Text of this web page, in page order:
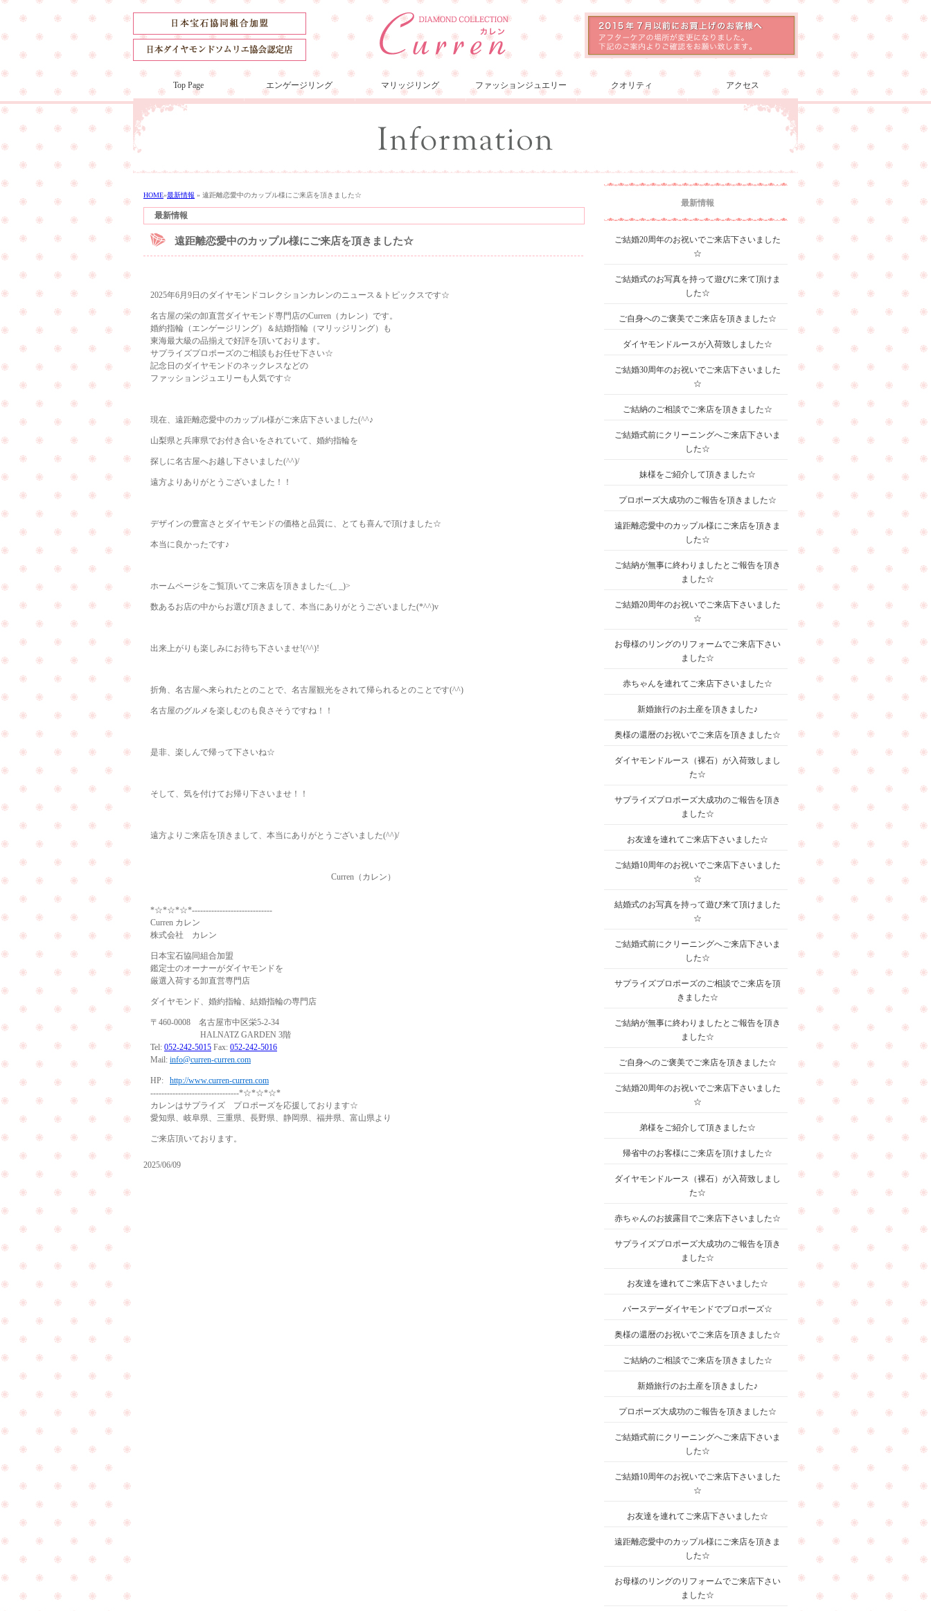
Top Page エンゲージリング マリッジリング ファッションジュエリー クオリティ アクセス
HOME»最新情報 » 遠距離恋愛中のカップル様にご来店を頂きました☆
最新情報
遠距離恋愛中のカップル様にご来店を頂きました☆
2025年6月9日のダイヤモンドコレクションカレンのニュース＆トピックスです☆
名古屋の栄の卸直営ダイヤモンド専門店のCurren（カレン）です。
婚約指輪（エンゲージリング）＆結婚指輪（マリッジリング）も
東海最大級の品揃えで好評を頂いております。
サプライズプロポーズのご相談もお任せ下さい☆
記念日のダイヤモンドのネックレスなどの
ファッションジュエリーも人気です☆
現在、遠距離恋愛中のカップル様がご来店下さいました(^^♪
山梨県と兵庫県でお付き合いをされていて、婚約指輪を
探しに名古屋へお越し下さいました(^^)/
遠方よりありがとうございました！！
デザインの豊富さとダイヤモンドの価格と品質に、とても喜んで頂けました☆
本当に良かったです♪
ホームページをご覧頂いてご来店を頂きました<(_ _)>
数あるお店の中からお選び頂きまして、本当にありがとうございました(*^^)v
出来上がりも楽しみにお待ち下さいませ!(^^)!
折角、名古屋へ来られたとのことで、名古屋観光をされて帰られるとのことです(^^)
名古屋のグルメを楽しむのも良さそうですね！！
是非、楽しんで帰って下さいね☆
そして、気を付けてお帰り下さいませ！！
遠方よりご来店を頂きまして、本当にありがとうございました(^^)/
Curren（カレン）
*☆*☆*☆*-----------------------------
Curren カレン
株式会社 カレン
日本宝石協同組合加盟
鑑定士のオーナーがダイヤモンドを
厳選入荷する卸直営専門店
ダイヤモンド、婚約指輪、結婚指輪の専門店
〒460-0008 名古屋市中区栄5-2-34
HALNATZ GARDEN 3階
Tel: 052-242-5015 Fax: 052-242-5016
Mail: info@curren-curren.com
HP: http://www.curren-curren.com
--------------------------------*☆*☆*☆*
カレンはサプライズ プロポーズを応援しております☆
愛知県、岐阜県、三重県、長野県、静岡県、福井県、富山県より
ご来店頂いております。
2025/06/09
最新情報
ご結婚20周年のお祝いでご来店下さいました
☆
ご結婚式のお写真を持って遊びに来て頂けま
した☆
ご自身へのご褒美でご来店を頂きました☆
ダイヤモンドルースが入荷致しました☆
ご結婚30周年のお祝いでご来店下さいました
☆
ご結納のご相談でご来店を頂きました☆
ご結婚式前にクリーニングへご来店下さいま
した☆
妹様をご紹介して頂きました☆
プロポーズ大成功のご報告を頂きました☆
遠距離恋愛中のカップル様にご来店を頂きま
した☆
ご結納が無事に終わりましたとご報告を頂き
ました☆
ご結婚20周年のお祝いでご来店下さいました
☆
お母様のリングのリフォームでご来店下さい
ました☆
赤ちゃんを連れてご来店下さいました☆
新婚旅行のお土産を頂きました♪
奥様の還暦のお祝いでご来店を頂きました☆
ダイヤモンドルース（裸石）が入荷致しまし
た☆
サプライズプロポーズ大成功のご報告を頂き
ました☆
お友達を連れてご来店下さいました☆
ご結婚10周年のお祝いでご来店下さいました
☆
結婚式のお写真を持って遊び来て頂けました
☆
ご結婚式前にクリーニングへご来店下さいま
した☆
サプライズプロポーズのご相談でご来店を頂
きました☆
ご結納が無事に終わりましたとご報告を頂き
ました☆
ご自身へのご褒美でご来店を頂きました☆
ご結婚20周年のお祝いでご来店下さいました
☆
弟様をご紹介して頂きました☆
帰省中のお客様にご来店を頂けました☆
ダイヤモンドルース（裸石）が入荷致しまし
た☆
赤ちゃんのお披露目でご来店下さいました☆
サプライズプロポーズ大成功のご報告を頂き
ました☆
お友達を連れてご来店下さいました☆
バースデーダイヤモンドでプロポーズ☆
奥様の還暦のお祝いでご来店を頂きました☆
ご結納のご相談でご来店を頂きました☆
新婚旅行のお土産を頂きました♪
プロポーズ大成功のご報告を頂きました☆
ご結婚式前にクリーニングへご来店下さいま
した☆
ご結婚10周年のお祝いでご来店下さいました
☆
お友達を連れてご来店下さいました☆
遠距離恋愛中のカップル様にご来店を頂きま
した☆
お母様のリングのリフォームでご来店下さい
ました☆